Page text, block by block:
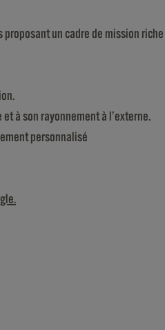
un cadre de mission
à son rayonnement à l’externe.
personnalisé
.